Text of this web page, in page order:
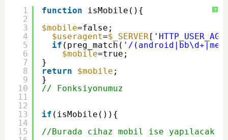
?
1
2
3
4
5
6
7
8
9
10
11
12
13
14
15
function
isMobile(){
$mobile=false;
$useragent=$_SERVER[
if (preg_match( '/
$mobile=true;
}
return
$mobile ;
}
// Fonksiyonumuz
if (isMobile()){
//Burada cihaz mobil ise yapılacak